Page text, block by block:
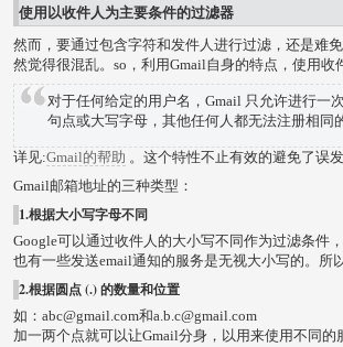
使用以收件人为主要条件的过滤器
然而，要通过包含字符和发件人进行过滤，还是难
然觉得很混乱。so，利用Gmail自身的特点，使用
对于任何给定的用户名，Gmail 只允许进行一
句点或大写字母，其他任何人都无法注册相同
详见:Gmail的帮助 。这个特性不止有效的避免了误
Gmail邮箱地址的三种类型：
1.根据大小写字母不同
Google可以通过收件人的大小写不同作为过滤条件
也有一些发送email通知的服务是无视大小写的。所
2.根据圆点 (.) 的数量和位置
如：abc@gmail.com和a.b.c@gmail.com
加一两个点就可以让Gmail分身，以用来使用不同